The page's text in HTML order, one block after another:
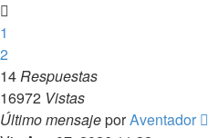
1
2
14Respuestas
16972 Vistas
Último mensajeporAventador